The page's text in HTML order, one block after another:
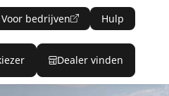
Voor bedrijven Hulp
Dealer vinden